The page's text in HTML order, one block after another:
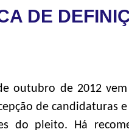
DE
outubro de 2012
de candidaturas
do pleito. Há